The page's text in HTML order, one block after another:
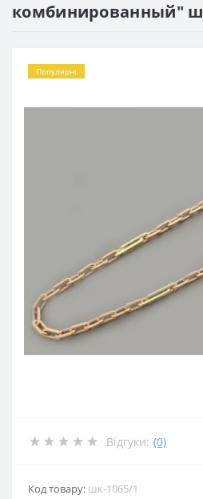
комбинированный"
Популярні
Відгуки: (0)
Код товару: шк-1065/1